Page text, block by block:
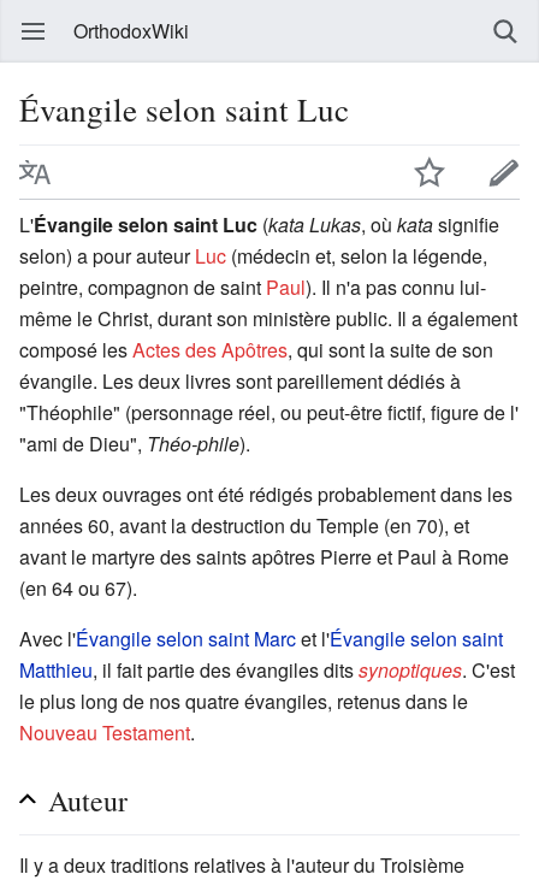
OrthodoxWiki
Évangile selon saint Luc
L'Évangile selon saint Luc (kata Lukas, où katasignifie
selon) a pour auteurLuc (médecin et, selon la légende,
peintre, compagnon de saint Paul). Il n'a pas connu lui-
même le Christ, durant son ministère public. Il a également
composé lesActes des Apôtres, qui sont la suite de son
évangile. Les deux livres sont pareillement dédiés à
"Théophile" (personnage réel, ou peut-être fictif, figure de l'
"ami de Dieu", Théo-phile).
Les deux ouvrages ont été rédigés probablement dans les
années 60, avant la destruction du Temple (en 70), et
avant le martyre des saints apôtres Pierre et Paul à Rome
(en 64 ou 67).
Avec l'Évangile selon saint Marcet l'Évangile selon saint
Matthieu, il fait partie des évangiles ditssynoptiques. C'est
le plus long de nos quatre évangiles, retenus dans le
Nouveau Testament.
Auteur
Il y a deux traditions relatives à l'auteur du Troisième